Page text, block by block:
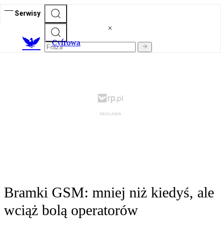
Serwisy
Cyfrowa
Bramki GSM: mniej niż kiedyś, ale
wciąż bolą operatorów